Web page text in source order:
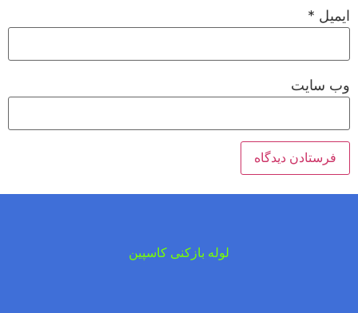
ایمیل *
وب‌ سایت
لوله بازکنی کاسپین